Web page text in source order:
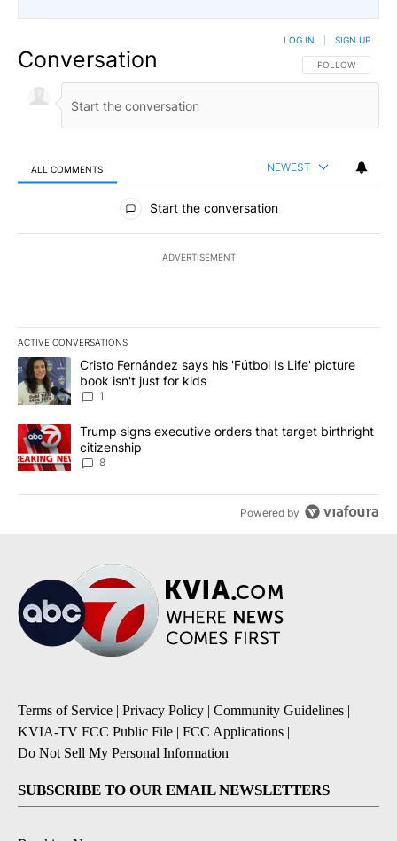
Conversation FOLLOW THIS
FOLLOW
LOG IN SIGN UP
ALL COMMENTS NEWEST
All Comments
Start the conversation
ADVERTISEMENT
ACTIVE CONVERSATIONS
The following is a list of the most commented articles in the last
A trending article titled "Cristo Fernández says his 'Fútbol Is
Cristo Fernández says his 'Fútbol Is Life' picture
book isn't just for kids
1
A trending article titled "Trump signs executive orders that
Trump signs executive orders that target birthright
citizenship
8
Powered by
Terms of Service | Privacy Policy | Community Guidelines |
KVIA-TV FCC Public File | FCC Applications |
Do Not Sell My Personal Information
SUBSCRIBE TO OUR EMAIL NEWSLETTERS